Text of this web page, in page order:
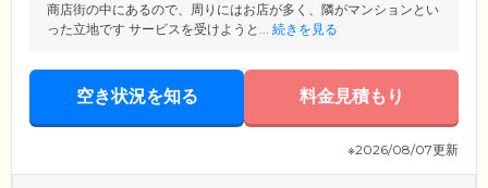
商店街の中にあるので、周りにはお店が多く、隣がマンションとい
った立地です サービスを受けようと... 続きを見る
空き状況を知る 料金見積もり
※2026/08/07更新